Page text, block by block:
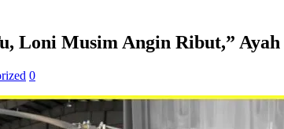
Loni Musim Angin Ribut,”
0